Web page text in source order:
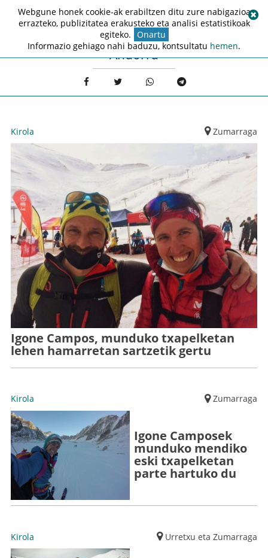
Andorra
Kirola Zumarraga
Igone Campos, munduko txapelketan
lehen hamarretan sartzetik gertu
Kirola Zumarraga
Igone Camposek
munduko mendiko
eski txapelketan
parte hartuko du
Kirola Urretxu eta Zumarraga
Webgune honek cookie-ak erabiltzen ditu zure nabigazioa
errazteko, publizitatea erakusteko eta analisi estatistikoak
egiteko. Onartu
Informazio gehiago nahi baduzu, kontsultatu hemen.